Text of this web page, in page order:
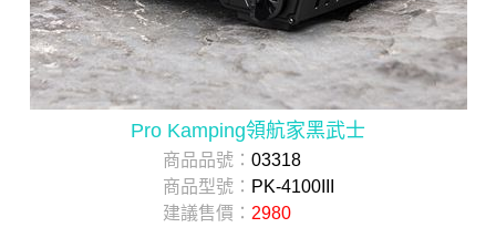
Pro Kamping領航家黑武士
商品品號： 03318
商品型號： PK-4100III
建議售價： 2980